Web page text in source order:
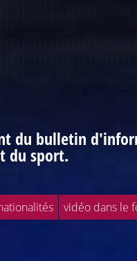
du bulletin
du sport.
vidéo dans le